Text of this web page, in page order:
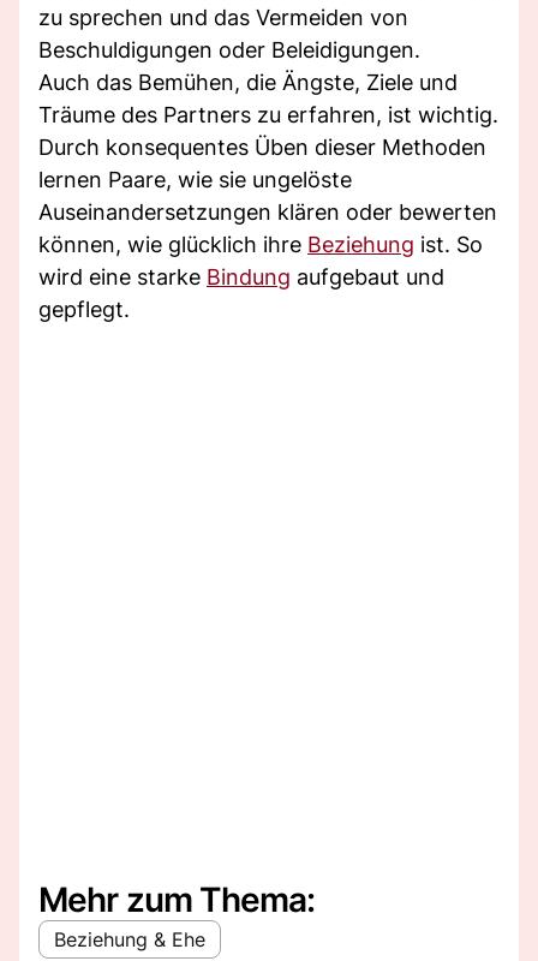
zu sprechen und das Vermeiden von
Beschuldigungen oder Beleidigungen.
Auch das Bemühen, die Ängste, Ziele und
Träume des Partners zu erfahren, ist wichtig.
Durch konsequentes Üben dieser Methoden
lernen Paare, wie sie ungelöste
Auseinandersetzungen klären oder bewerten
können, wie glücklich ihre Beziehung ist. So
wird eine starke Bindung aufgebaut und
gepflegt.
Mehr zum Thema:
Beziehung & Ehe